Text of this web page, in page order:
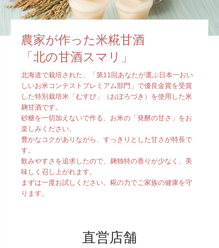
農家が作った米糀甘酒
「北の甘酒スマリ」
北海道で栽培された、「第11回あなたが選ぶ日本一おい
しいお米コンテストプレミアム部門」で優良金賞を受賞
した特別栽培米「むすび」（おぼろづき）を使用した米
麹甘酒です。
砂糖を一切加えないで作る、お米の「発酵の甘さ」をお
楽しみください。
豊かなコクがありながら、すっきりとした甘さが特長で
す。
飲みやすさを追求したので、麹独特の香りが少なく、美
味しく召し上がれます。
まずは一度お試しください。糀の力でご家族の健康を守
ります。
直営店舗